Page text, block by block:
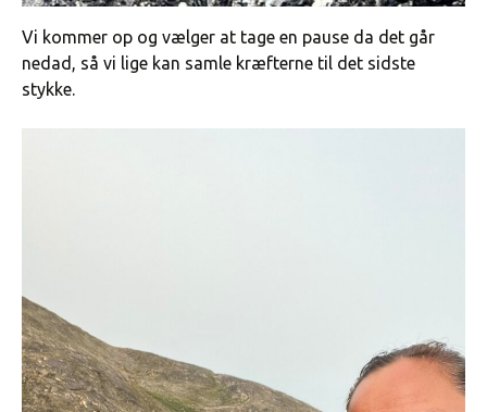
Vi kommer op og vælger at tage en pause da det går
nedad, så vi lige kan samle kræfterne til det sidste
stykke.